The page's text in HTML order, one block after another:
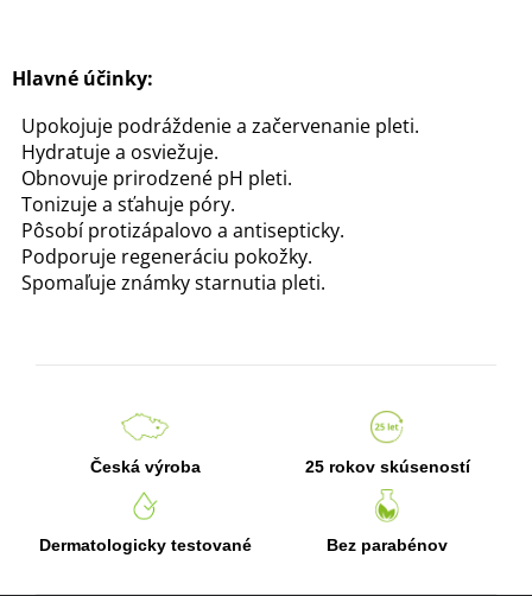
p
s
Hlavné účinky:
Upokojuje podráždenie a začervenanie pleti.
Hydratuje a osviežuje.
Obnovuje prirodzené pH pleti.
Tonizuje a sťahuje póry.
Pôsobí protizápalovo a antisepticky.
Podporuje regeneráciu pokožky.
Spomaľuje známky starnutia pleti.
Česká výroba 25 rokov skúseností
Dermatologicky testované Bez parabénov